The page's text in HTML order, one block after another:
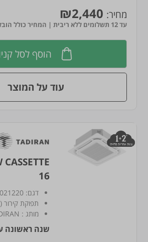
מחיר: ₪2,440
עד 12 תשלומים ללא ריבית | המחיר כולל הובלה
הוסף לסל
עוד על המוצר
16
דגם:
תפוקת קירור (BTU / H)
מותג :
שנה ראשונה